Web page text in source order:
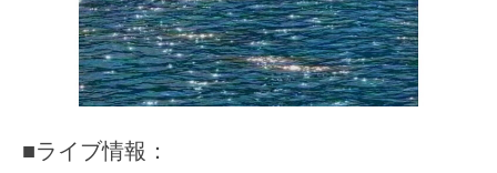
■ライブ情報：